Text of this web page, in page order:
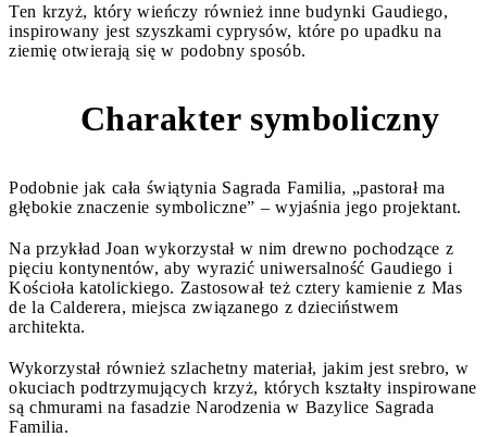
Ten krzyż, który wieńczy również inne budynki Gaudiego,
inspirowany jest szyszkami cyprysów, które po upadku na
ziemię otwierają się w podobny sposób.
Charakter symboliczny
Podobnie jak cała świątynia Sagrada Familia, „pastorał ma
głębokie znaczenie symboliczne” – wyjaśnia jego projektant.
Na przykład Joan wykorzystał w nim drewno pochodzące z
pięciu kontynentów, aby wyrazić uniwersalność Gaudiego i
Kościoła katolickiego. Zastosował też cztery kamienie z Mas
de la Calderera, miejsca związanego z dzieciństwem
architekta.
Wykorzystał również szlachetny materiał, jakim jest srebro, w
okuciach podtrzymujących krzyż, których kształty inspirowane
są chmurami na fasadzie Narodzenia w Bazylice Sagrada
Familia.